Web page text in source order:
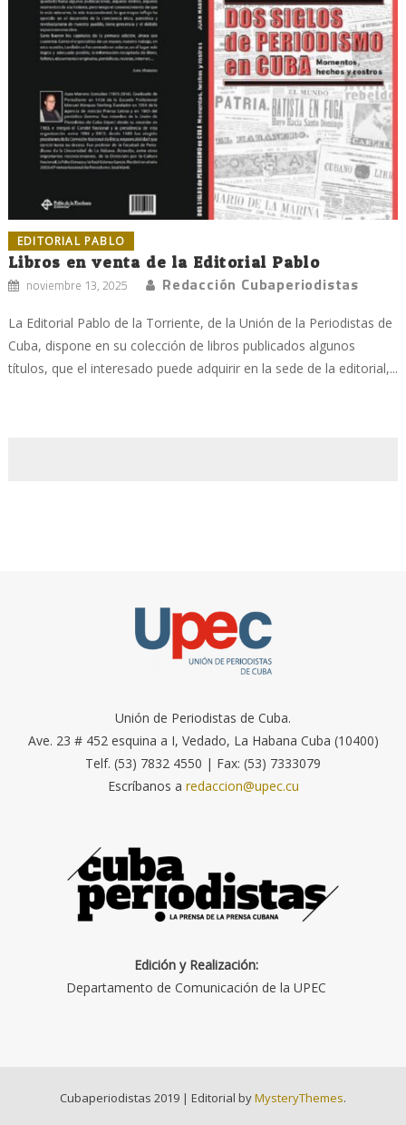
EDITORIAL PABLO
Libros en venta de la Editorial Pablo
noviembre 13, 2025 Redacción Cubaperiodistas
La Editorial Pablo de la Torriente, de la Unión de la Periodistas de
Cuba, dispone en su colección de libros publicados algunos
títulos, que el interesado puede adquirir en la sede de la editorial,...
Unión de Periodistas de Cuba.
Ave. 23 # 452 esquina a I, Vedado, La Habana Cuba (10400)
Telf. (53) 7832 4550 | Fax: (53) 7333079
Escríbanos a redaccion@upec.cu
Edición y Realización:
Departamento de Comunicación de la UPEC
Cubaperiodistas 2019 | Editorial byMysteryThemes.